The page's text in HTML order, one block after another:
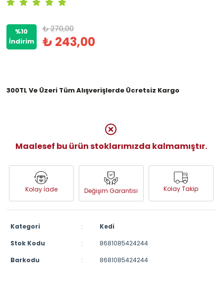
%10
İndirim
₺ 270,00
₺ 243,00
300TL Ve Üzeri Tüm Alışverişlerde Ücretsiz Kargo
Maalesef bu ürün stoklarımızda kalmamıştır.
Kolay İade Değişim Garantisi Kolay Takip
Kategori :
Kedi
Stok Kodu
:
8681085424244
Barkodu
: 8681085424244